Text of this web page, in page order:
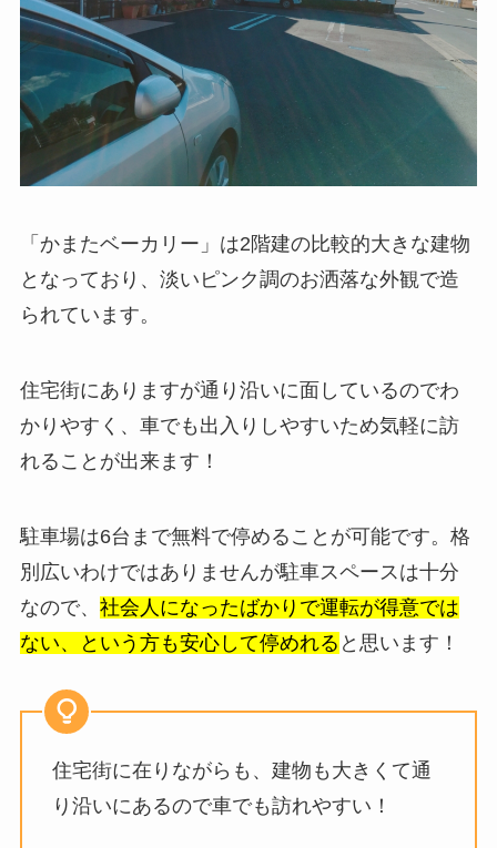
「かまたベーカリー」は2階建の比較的大きな建物
となっており、淡いピンク調のお洒落な外観で造
られています。
住宅街にありますが通り沿いに面しているのでわ
かりやすく、車でも出入りしやすいため気軽に訪
れることが出来ます！
駐車場は6台まで無料で停めることが可能です。格
別広いわけではありませんが駐車スペースは十分
なので、 社会人になったばかりで運転が得意では
ない、という方も安心して停めれる と思います！
住宅街に在りながらも、建物も大きくて通
り沿いにあるので車でも訪れやすい！